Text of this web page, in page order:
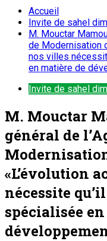
Accueil
Invite de sahel
M. Mouctar
de Modernisation
nos villes
en matière de
Invite de sahel
M. Mouctar
général de
«L’évolution
nécessite
spécialisée